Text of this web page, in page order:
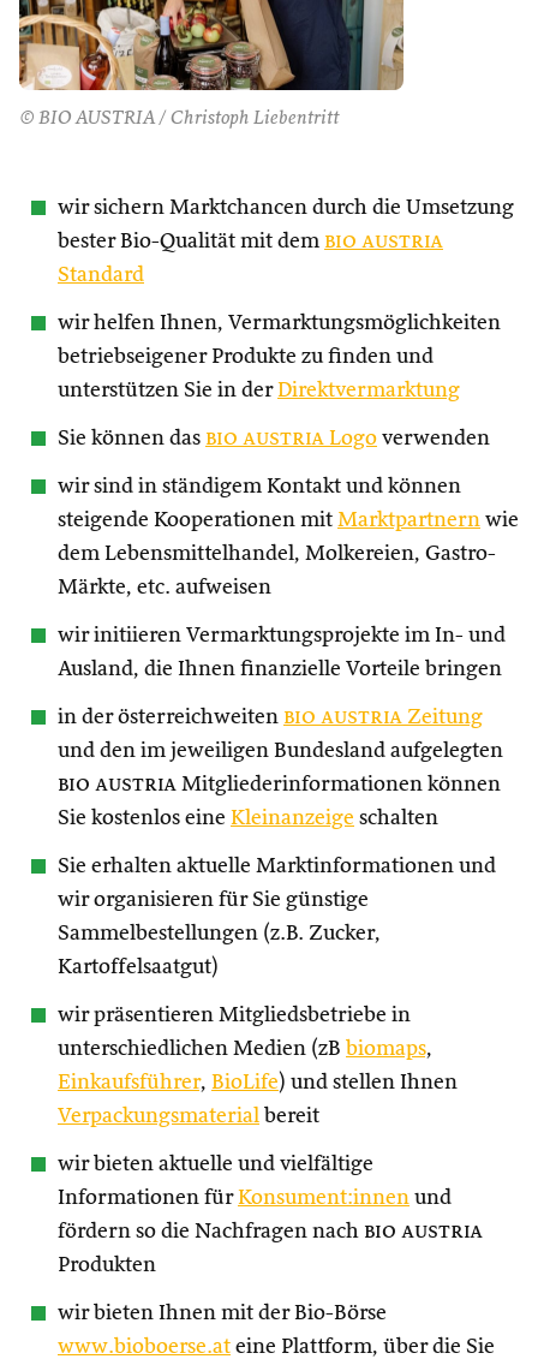
© BIO AUSTRIA / Christoph Liebentritt
wir sichern Marktchancen durch die Umsetzung
bester Bio-Qualität mit dem bio austria
Standard
wir helfen Ihnen, Vermarktungsmöglichkeiten
betriebseigener Produkte zu finden und
unterstützen Sie in derDirektvermarktung
Sie können das bio austria Logo verwenden
wir sind in ständigem Kontakt und können
steigende Kooperationen mit Marktpartnern wie
dem Lebensmittelhandel, Molkereien, Gastro-
Märkte, etc. aufweisen
wir initiieren Vermarktungsprojekte im In- und
Ausland, die Ihnen finanzielle Vorteile bringen
in der österreichweiten bio austria Zeitung
und den im jeweiligen Bundesland aufgelegten
bio austria Mitgliederinformationen können
Sie kostenlos eine Kleinanzeige schalten
Sie erhalten aktuelle Marktinformationen und
wir organisieren für Sie günstige
Sammelbestellungen (z.B. Zucker,
Kartoffelsaatgut)
wir präsentieren Mitgliedsbetriebe in
unterschiedlichen Medien (zB biomaps,
Einkaufsführer, BioLife) und stellen Ihnen
Verpackungsmaterial bereit
wir bieten aktuelle und vielfältige
Informationen fürKonsument:innen und
fördern so die Nachfragen nach bio austria
Produkten
wir bieten Ihnen mit der Bio-Börse
www.bioboerse.at eine Plattform, über die Sie